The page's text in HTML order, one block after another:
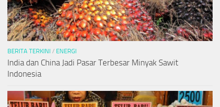
BERITA TERKINI / ENERGI
India dan China Jadi Pasar Terbesar Minyak Sawit
Indonesia